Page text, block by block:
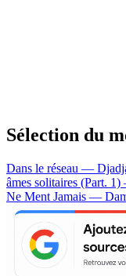
Sélection du
Dans le réseau —
âmes solitaires (Part.
Ne Ment Jamais —